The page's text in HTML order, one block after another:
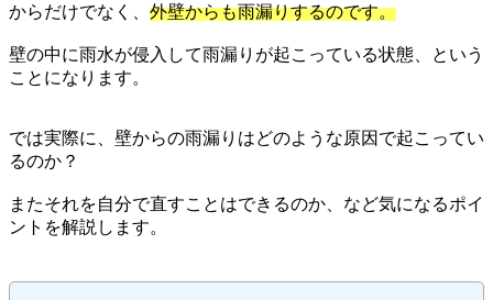
からだけでなく、 外壁からも雨漏りするのです。
壁の中に雨水が侵入して雨漏りが起こっている状態、という
ことになります。
では実際に、壁からの雨漏りはどのような原因で起こってい
るのか？
またそれを自分で直すことはできるのか、など気になるポイ
ントを解説します。